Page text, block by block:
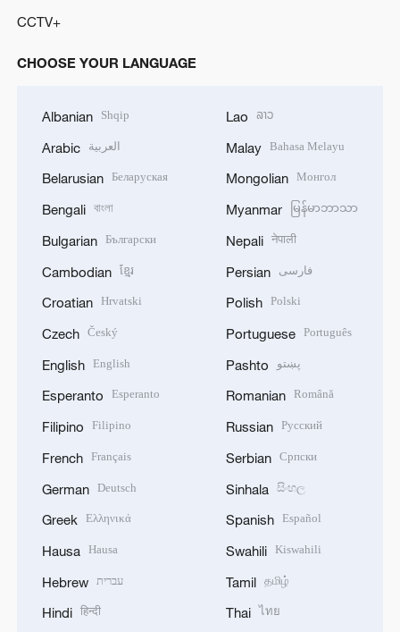
CCTV+
CHOOSE YOUR LANGUAGE
Albanian Shqip
Arabic العربية
Belarusian Беларуская
Bengali বাংলা
Bulgarian Български
Cambodian ខ្មែរ
Croatian Hrvatski
Czech Český
English English
Esperanto Esperanto
Filipino Filipino
French Français
German Deutsch
Greek Ελληνικά
Hausa Hausa
Hebrew עברית
Hindi हिन्दी
Lao ລາວ
Malay Bahasa Melayu
Mongolian Монгол
Myanmar မြန်မာဘာသာ
Nepali नेपाली
Persian فارسی
Polish Polski
Portuguese Português
Pashto پښتو
Romanian Română
Russian Русский
Serbian Српски
Sinhala සිංහල
Spanish Español
Swahili Kiswahili
Tamil தமிழ்
Thai ไทย